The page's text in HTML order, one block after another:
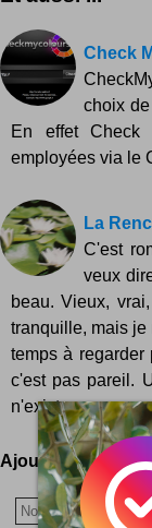
Check
choix
En effet Check
employées via le
La
C'est
veux
beau. Vieux,
tranquille, mais
temps à regarder
c'est pas pareil.
n'existe...
Ajoutez votre avis